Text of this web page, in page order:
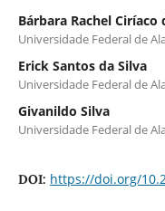
Bárbara Rachel Ciríaco
Universidade Federal de
Erick Santos da Silva
Universidade Federal de
Givanildo Silva
Universidade Federal de
DOI: https://doi.org/